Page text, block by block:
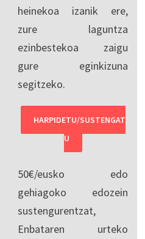
heinekoa izanik ere,
zure laguntza
ezinbestekoa zaigu
gure eginkizuna
segitzeko.
HARPIDETU/SUSTENGAT
U
50€/eusko edo
gehiagoko edozein
sustengurentzat,
Enbataren urteko